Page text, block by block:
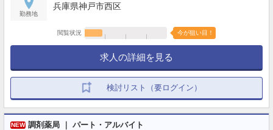
勤務地
兵庫県神戸市西区
閲覧状況 今が狙い目！
求人の詳細を見る
検討リスト（要ログイン）
NEW 調剤薬局 ｜ パート・アルバイト